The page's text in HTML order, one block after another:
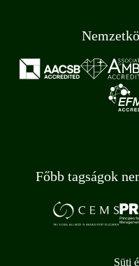
Főbb tagságok
Süti